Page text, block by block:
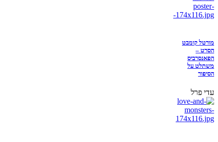
מורטל קומבט
הסרט –
הפאנסרביס
משתלט על
הסיפור
עדי פרל